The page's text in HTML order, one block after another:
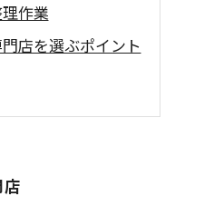
作業
店を選ぶポイント